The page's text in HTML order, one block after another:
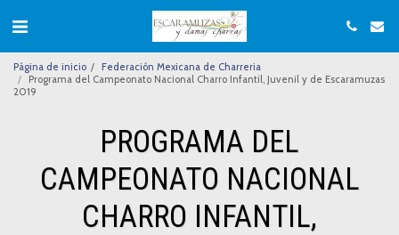
Página de inicio
Federación Mexicana de Charreria
Programa del Campeonato Nacional Charro Infantil, Juvenil y de Escaramuzas
2019
PROGRAMA DEL
CAMPEONATO NACIONAL
CHARRO INFANTIL,